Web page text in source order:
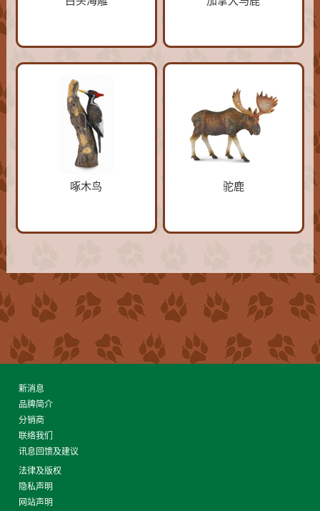
啄木鸟 驼鹿
新消息
品牌简介
分销商
联络我们
讯息回馈及建议
法律及版权
隐私声明
网站声明